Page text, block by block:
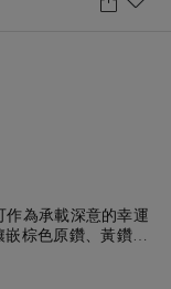
作為承載深意的幸運
棕色原鑽、黃鑽原
內部的拋光金質圓